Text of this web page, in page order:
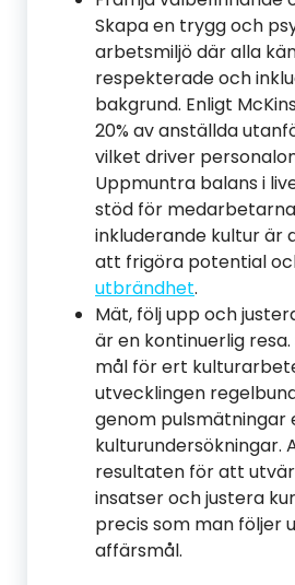
Skapa en trygg och
arbetsmiljö där alla
respekterade och
bakgrund. Enligt
20% av anställda
vilket driver
Uppmuntra balans i
stöd för
inkluderande kultur är
att frigöra potential
utbrändhet.
Mät, följ upp och
är en kontinuerlig
mål för ert
utvecklingen
genom pulsmätningar
kulturundersökningar.
resultaten för att
insatser och justera
precis som man följer
affärsmål.